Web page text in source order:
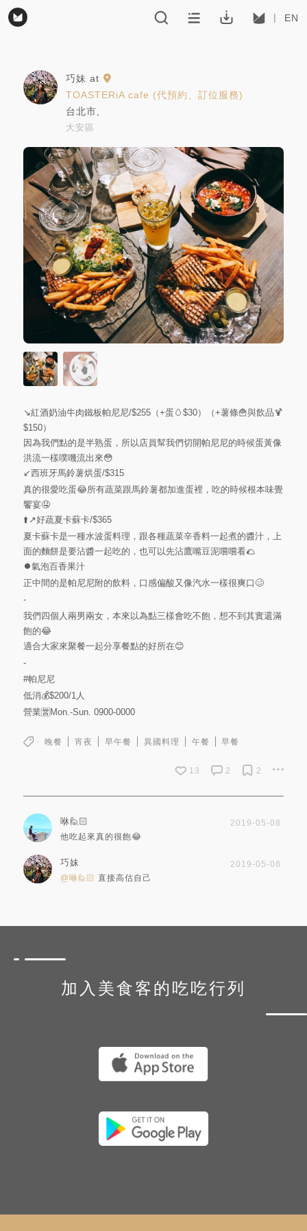
EN
巧妹 at
TOASTERiA cafe (代預約、訂位服務)
台北市
大安區
↘️紅酒奶油牛肉鐵板帕尼尼/$255（+蛋🥚$30）（+薯條🍟與飲品🍹
$150）
因為我們點的是半熟蛋，所以店員幫我們切開帕尼尼的時候蛋黃像
洪流一樣噗嘰流出來😳
↙️西班牙馬鈴薯烘蛋/$315
真的很愛吃蛋😂所有蔬菜跟馬鈴薯都加進蛋裡，吃的時候根本味覺
饗宴🤤
⬆️↗️好蔬夏卡蘇卡/$365
夏卡蘇卡是一種水波蛋料理，跟各種蔬菜辛香料一起煮的醬汁，上
面的麵餅是要沾醬一起吃的，也可以先沾鷹嘴豆泥嚐嚐看🌮
⏺氣泡百香果汁
正中間的是帕尼尼附的飲料，口感偏酸又像汽水一樣很爽口🥴
-
我們四個人兩男兩女，本來以為點三樣會吃不飽，想不到其實還滿
飽的😂
適合大家來聚餐一起分享餐點的好所在😊
-
#帕尼尼
低消💰$200/1人
營業🈺️Mon.-Sun. 0900-0000
晚餐 宵夜 早午餐 異國料理 午餐 早餐
13 2 2
咻🙋🏻
2019-05-08
他吃起來真的很飽😂
巧妹
2019-05-08
@咻🙋🏻 直接高估自己
加入美食客的吃吃行列